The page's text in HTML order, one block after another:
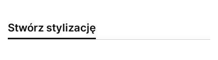
Stwórz stylizację